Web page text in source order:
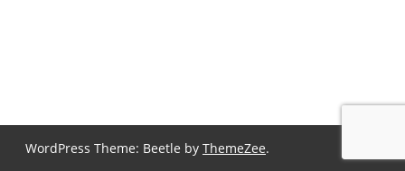
WordPress Theme: Beetle by ThemeZee.